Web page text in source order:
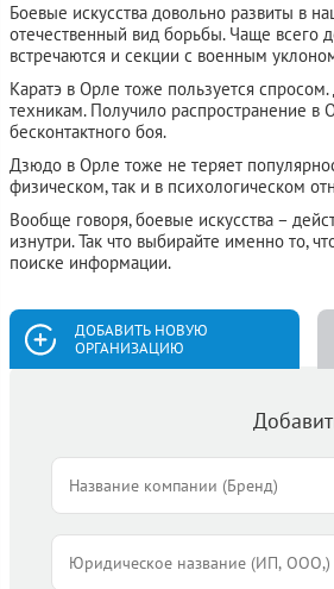
Боевые искусства довольно развиты в
отечественный вид борьбы. Чаще всего
встречаются и секции с военным
Каратэ в Орле тоже пользуется
техникам. Получило распространение
бесконтактного боя.
Дзюдо в Орле тоже не теряет
физическом, так и в психологическом
Вообще говоря, боевые искусства –
изнутри. Так что выбирайте именно то,
поиске информации.
ДОБАВИТЬ НОВУЮ
ОРГАНИЗАЦИЮ